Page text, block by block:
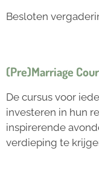
Besloten
(Pre)Marriage
De cursus voor
investeren in hun
inspirerende
verdieping te